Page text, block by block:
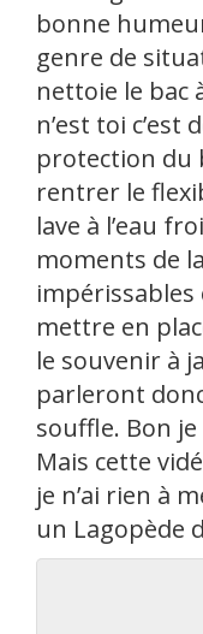
bonne
genre de
nettoie le bac
n’est toi
protection du
rentrer le
lave à l’eau
moments de
mettre en
le souvenir à
parleront
souffle. Bon je
Mais cette
je n’ai rien à
un Lagopède